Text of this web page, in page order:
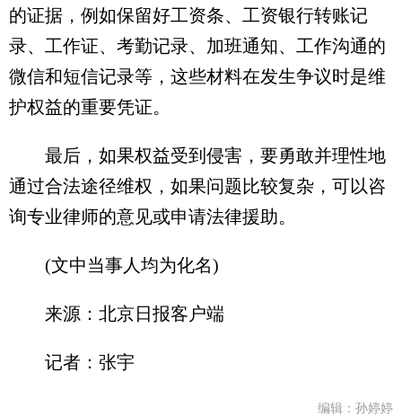
的证据，例如保留好工资条、工资银行转账记
录、工作证、考勤记录、加班通知、工作沟通的
微信和短信记录等，这些材料在发生争议时是维
护权益的重要凭证。
最后，如果权益受到侵害，要勇敢并理性地
通过合法途径维权，如果问题比较复杂，可以咨
询专业律师的意见或申请法律援助。
(文中当事人均为化名)
来源：北京日报客户端
记者：张宇
编辑：孙婷婷